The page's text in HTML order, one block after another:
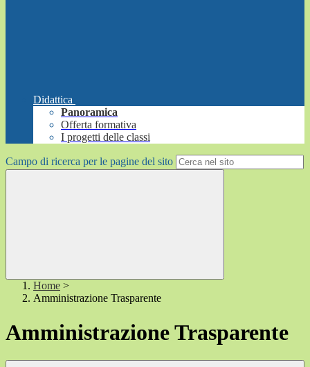
Didattica
Panoramica
Offerta formativa
I progetti delle classi
Campo di ricerca per le pagine del sito
Home >
Amministrazione Trasparente
Amministrazione Trasparente